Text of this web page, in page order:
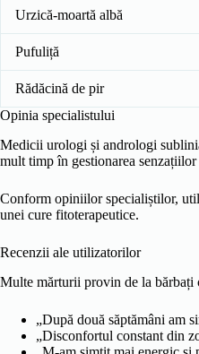
Urzică-moartă albă
Pufuliță
Rădăcină de pir
Opinia specialistului
Medicii urologi și andrologi
mult timp în gestionarea
Conform opiniilor specialiștilor,
unei cure fitoterapeutice.
Recenzii ale utilizatorilor
Multe mărturii provin de la bărbați
„După două săptămâni am
„Disconfortul constant din